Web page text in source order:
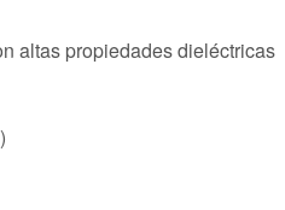
altas propiedades dieléctricas